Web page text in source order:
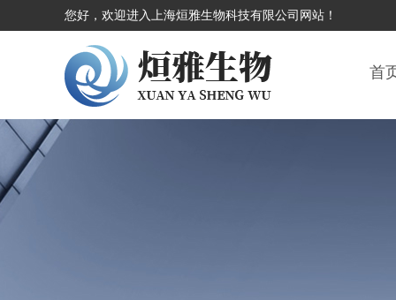
您好，欢迎进入上海烜雅生物科技有限公司网站！
首